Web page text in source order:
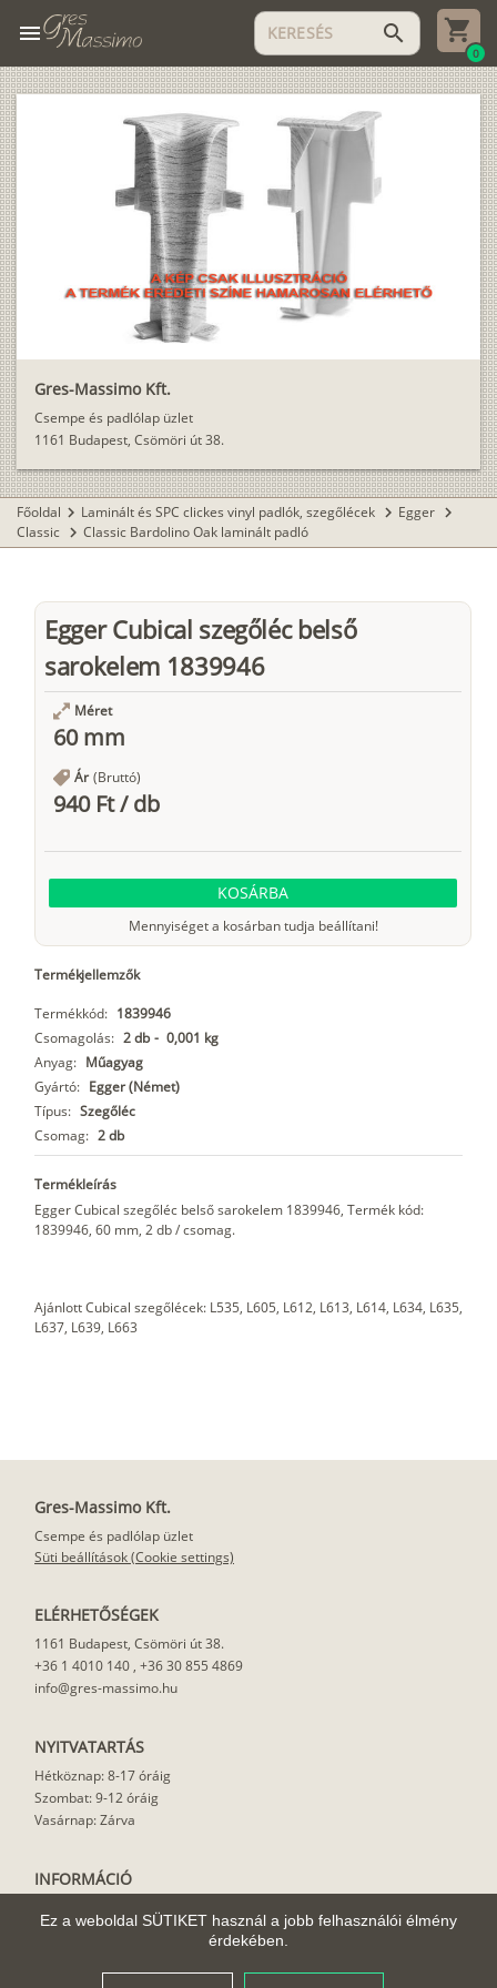
Ez a weboldal SÜTIKET használ a jobb felhasználói élmény
érdekében.
menu search
0
Gres-Massimo Kft.
Csempe és padlólap üzlet
1161 Budapest, Csömöri út 38.
Főoldal chevron_right Laminált és SPC clickes vinyl padlók, szegőlécek chevron_right Egger chevron_right
Classic chevron_right Classic Bardolino Oak laminált padló
Egger Cubical szegőléc belső
sarokelem 1839946
Méret
60 mm
Ár (Bruttó)
940 Ft/db
KOSÁRBA
Mennyiséget a kosárban tudja beállítani!
Termékjellemzők
Termékkód: 1839946
Csomagolás: 2 db - 0,001 kg
Anyag: Műagyag
Gyártó: Egger (Német)
Típus: Szegőléc
Csomag: 2 db
Termékleírás
Egger Cubical szegőléc belső sarokelem 1839946, Termék kód:
1839946, 60 mm, 2 db / csomag.
Ajánlott Cubical szegőlécek: L535, L605, L612, L613, L614, L634, L635,
L637, L639, L663
Gres-Massimo Kft.
Csempe és padlólap üzlet
Süti beállítások (Cookie settings)
ELÉRHETŐSÉGEK
1161 Budapest, Csömöri út 38.
+36 1 4010 140, +36 30 855 4869
info@gres-massimo.hu
NYITVATARTÁS
Hétköznap: 8-17 óráig
Szombat: 9-12 óráig
Vasárnap: Zárva
INFORMÁCIÓ
Felhasználási javaslat